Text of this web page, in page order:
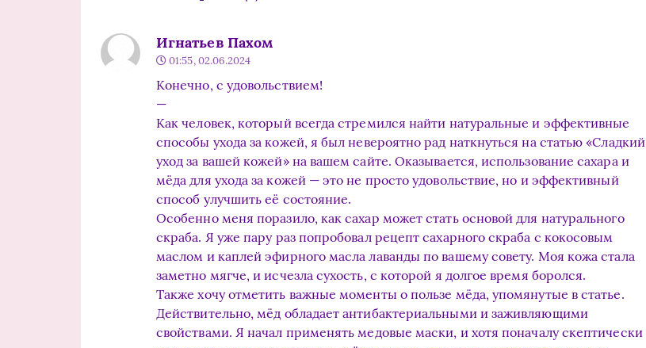
Игнатьев Пахом
01:55, 02.06.2024
Конечно, с удовольствием!
—
Как человек, который всегда стремился найти натуральные и эффективные
способы ухода за кожей, я был невероятно рад наткнуться на статью «Сладкий
уход за вашей кожей» на вашем сайте. Оказывается, использование сахара и
мёда для ухода за кожей — это не просто удовольствие, но и эффективный
способ улучшить её состояние.
Особенно меня поразило, как сахар может стать основой для натурального
скраба. Я уже пару раз попробовал рецепт сахарного скраба с кокосовым
маслом и каплей эфирного масла лаванды по вашему совету. Моя кожа стала
заметно мягче, и исчезла сухость, с которой я долгое время боролся.
Также хочу отметить важные моменты о пользе мёда, упомянутые в статье.
Действительно, мёд обладает антибактериальными и заживляющими
свойствами. Я начал применять медовые маски, и хотя поначалу скептически